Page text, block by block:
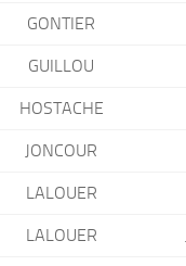
GONTIER
GUILLOU
HOSTACHE
JONCOUR
LALOUER
LALOUER